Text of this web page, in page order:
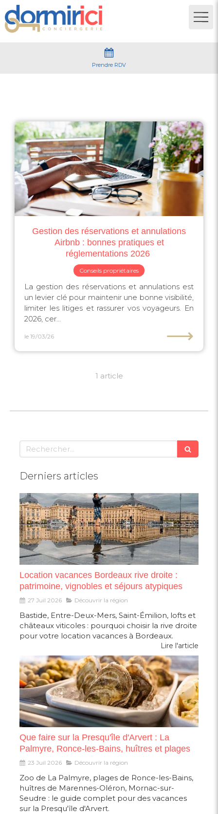
Prendre RDV
Gestion des réservations et annulations
Airbnb : bonnes pratiques et
réglementations 2026 ️
Conseils propriétaires
La gestion des réservations et annulations est
un levier clé pour maintenir une bonne visibilité,
limiter les litiges et rassurer vos voyageurs. En
2026, cer...
le 19/03/26 ⟶
1 article
Rechercher
Derniers articles
Location vacances Bordeaux rive droite :
patrimoine, vignobles et séjours atypiques
27 Juil 2026 Découvrir la région
Bastide, Entre-Deux-Mers, Saint-Émilion, lofts et
châteaux viticoles : pourquoi choisir la rive droite
pour votre location vacances à Bordeaux.
Lire l'article
Que faire sur la Presqu'île d'Arvert : La
Palmyre, Ronce-les-Bains, huîtres et plages
23 Juil 2026 Découvrir la région
Zoo de La Palmyre, plages de Ronce-les-Bains,
huîtres de Marennes-Oléron, Mornac-sur-
Seudre : le guide complet pour des vacances
sur la Presqu'île d'Arvert.